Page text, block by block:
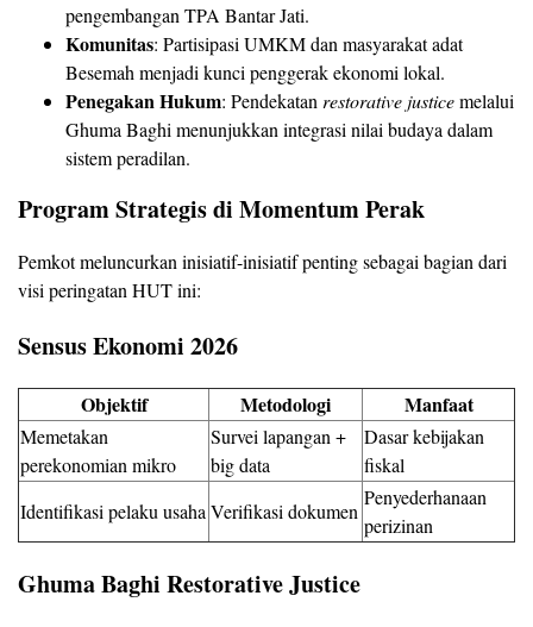
pengembangan TPA Bantar Jati.
Komunitas: Partisipasi UMKM dan masyarakat adat
Besemah menjadi kunci penggerak ekonomi lokal.
Penegakan Hukum: Pendekatan restorative justicemelalui
Ghuma Baghi menunjukkan integrasi nilai budaya dalam
sistem peradilan.
Program Strategis di Momentum Perak
Pemkot meluncurkan inisiatif-inisiatif penting sebagai bagian dari
visi peringatan HUT ini:
Sensus Ekonomi 2026
Objektif Metodologi Manfaat
Memetakan
perekonomian mikro
Survei lapangan +
big data
Dasar kebijakan
fiskal
Identifikasi pelaku usaha Verifikasi dokumen
Penyederhanaan
perizinan
Ghuma Baghi Restorative Justice